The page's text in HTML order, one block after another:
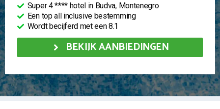
Super 4 **** hotel in Budva, Montenegro
Een top all inclusive bestemming
Wordt becijferd met een 8.1
BEKIJK AANBIEDINGEN